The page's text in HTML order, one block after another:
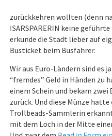
zurückkehren wollten (denn
ISARSPARERIN keine
erkunde die Stadt lieber auf
Busticket beim Busfahrer.
Wir aus Euro-Ländern sind es
“fremdes” Geld in Händen zu
einem Schein und bekam zwei
zurück. Und diese Münze
Trollbeads-Sammlerin
mit dem Loch in der Mitte